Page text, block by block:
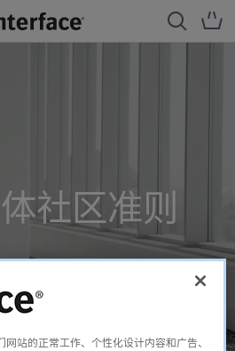
社区准则
网站的正常工作、个性化设计内容和广告、